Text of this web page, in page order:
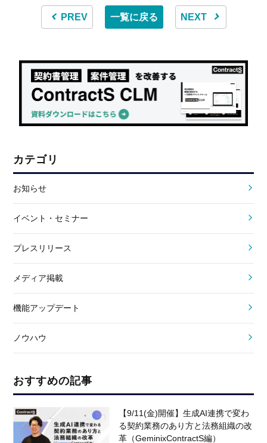
PREV 一覧に戻る NEXT
カテゴリ
お知らせ
イベント・セミナー
プレスリリース
メディア掲載
機能アップデート
ノウハウ
おすすめの記事
【9/11(金)開催】生成AI連携で変わ
る契約業務のあり方と法務組織の改
革（GeminixContractS編）